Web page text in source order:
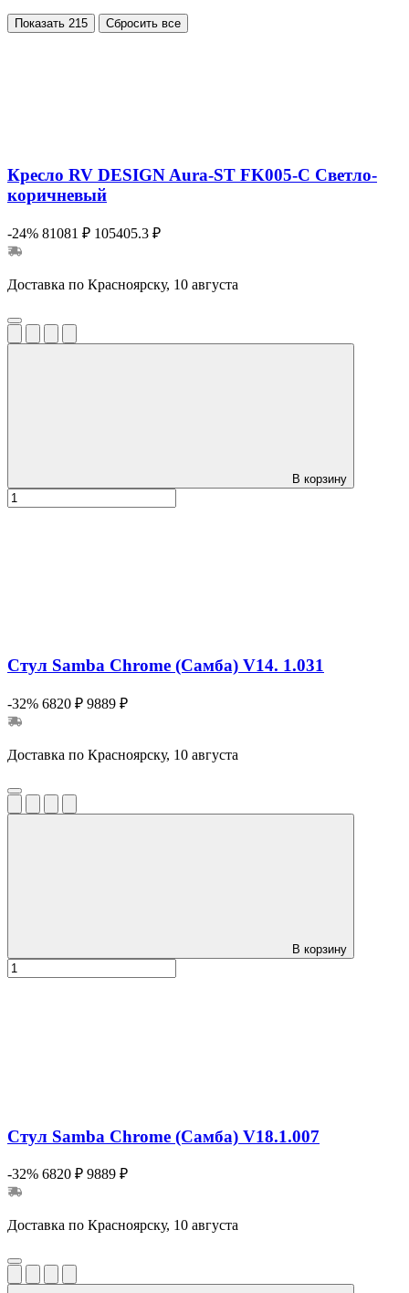
Показать 215 Сбросить все
Кресло RV DESIGN Aura-ST FK005-C Светло-
коричневый
-24% 81081 ₽ 105405.3 ₽
Доставка по Красноярску, 10 августа
В корзину
Стул Samba Chrome (Самба) V14. 1.031
-32% 6820 ₽ 9889 ₽
Доставка по Красноярску, 10 августа
В корзину
Стул Samba Chrome (Самба) V18.1.007
-32% 6820 ₽ 9889 ₽
Доставка по Красноярску, 10 августа